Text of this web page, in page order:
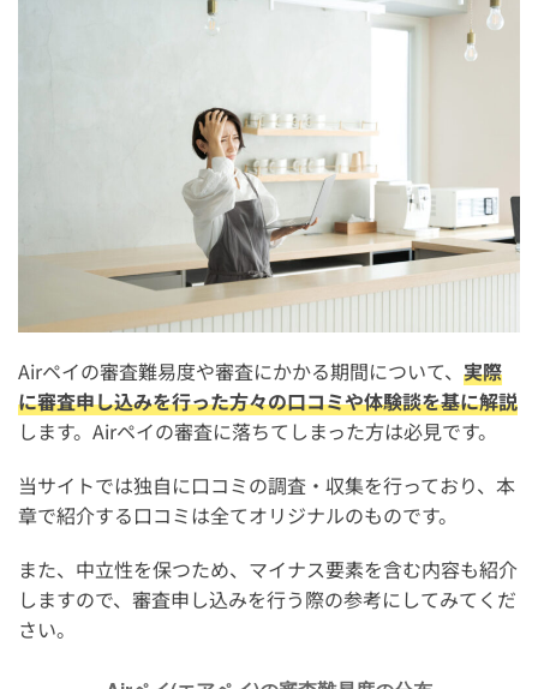
Airペイの審査難易度や審査にかかる期間について、 実際
に審査申し込みを行った方々の口コミや体験談を基に解説
します。Airペイの審査に落ちてしまった方は必見です。
当サイトでは独自に口コミの調査・収集を行っており、本
章で紹介する口コミは全てオリジナルのものです。
また、中立性を保つため、マイナス要素を含む内容も紹介
しますので、審査申し込みを行う際の参考にしてみてくだ
さい。